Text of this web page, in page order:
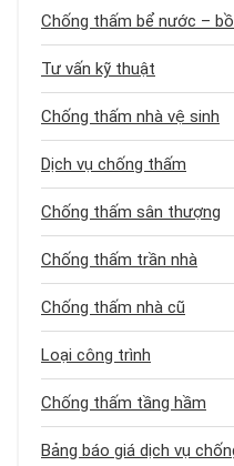
Chống thấm bể nước –
Tư vấn kỹ thuật
Chống thấm nhà vệ sinh
Dịch vụ chống thấm
Chống thấm sân thượng
Chống thấm trần nhà
Chống thấm nhà cũ
Loại công trình
Chống thấm tầng hầm
Bảng báo giá dịch vụ